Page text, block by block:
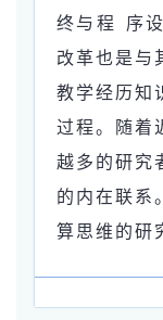
终与程 序
改革也是与
教学经历知
过程。随着
越多的研究
的内在联系
算思维的研